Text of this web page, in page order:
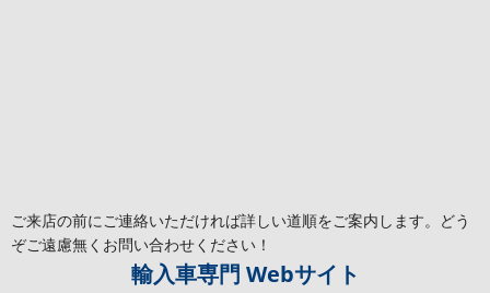
ご来店の前にご連絡いただければ詳しい道順をご案内します。どう
ぞご遠慮無くお問い合わせください！
輸入車専門 Webサイト